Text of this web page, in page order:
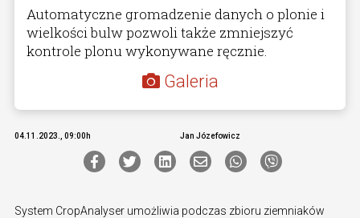
Automatyczne gromadzenie danych o plonie i
wielkości bulw pozwoli także zmniejszyć
kontrole plonu wykonywane ręcznie.
Galeria
04.11.2023., 09:00h Jan Józefowicz
System CropAnalyser umożliwia podczas zbioru ziemniaków